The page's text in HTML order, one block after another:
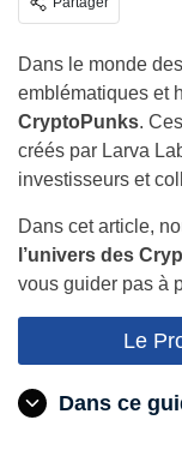
Dans le monde
emblématiques et
CryptoPunks.
créés par Larva
investisseurs et
Dans cet article,
l’univers des
vous guider pas à
Le
Dans ce